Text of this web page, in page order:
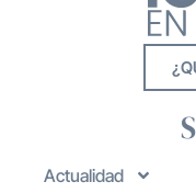
Actualidad